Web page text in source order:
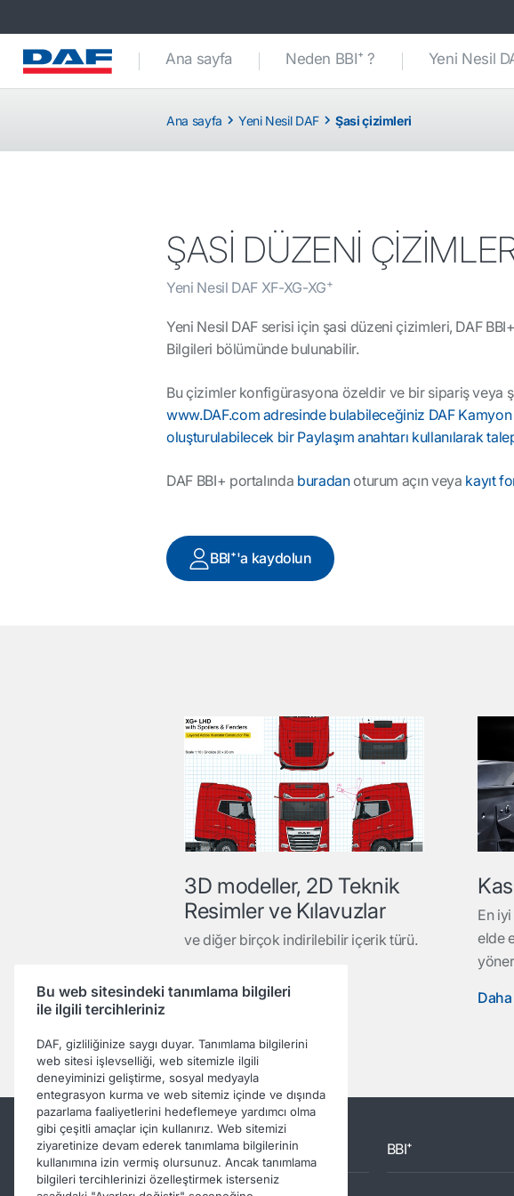
Ana sayfa Neden BBI⁺ ? Yeni Nesil
Ana sayfa Yeni Nesil DAF Şasi çizimleri
ŞASİ DÜZENİ
Yeni Nesil DAF XF-XG-XG+
Yeni Nesil DAF serisi için şasi düzeni çizimleri, DAF
Bilgileri bölümünde bulunabilir.
Bu çizimler konfigürasyona özeldir ve bir sipariş veya
www.DAF.com adresinde bulabileceğiniz DAF Kamyon
oluşturulabilecek bir Paylaşım anahtarı kullanılarak
DAF BBI+ portalında buradanoturum açın veya kayıt
BBI⁺'a kaydolun
3D modeller, 2D Teknik
Resimler ve Kılavuzlar
ve diğer birçok indirilebilir içerik türü.
Daha fazlasını okuyun
En
elde
Daha
Diğer DAF siteleri BBI⁺
Bu web sitesindeki tanımlama bilgileri
ile ilgili tercihleriniz
DAF, gizliliğinize saygı duyar. Tanımlama bilgilerini
web sitesi işlevselliği, web sitemizle ilgili
deneyiminizi geliştirme, sosyal medyayla
entegrasyon kurma ve web sitemiz içinde ve dışında
pazarlama faaliyetlerini hedeflemeye yardımcı olma
gibi çeşitli amaçlar için kullanırız. Web sitemizi
ziyaretinize devam ederek tanımlama bilgilerinin
kullanımına izin vermiş olursunuz. Ancak tanımlama
bilgileri tercihlerinizi özelleştirmek isterseniz